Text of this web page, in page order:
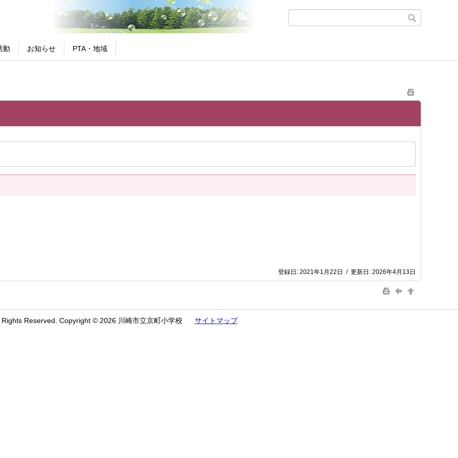
動 お知らせ PTA・地域
登録日: 2021年1月22日 / 更新日: 2026年4月13日
Rights Reserved. Copyright © 2026 川崎市立京町小学校 サイトマップ